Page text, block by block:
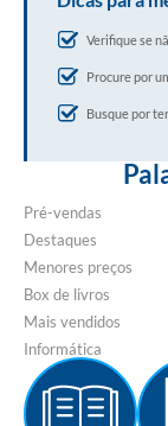
Verifique se
Procure por
Busque por
Pré-vendas
Destaques
Menores preços
Box de livros
Mais vendidos
Informática